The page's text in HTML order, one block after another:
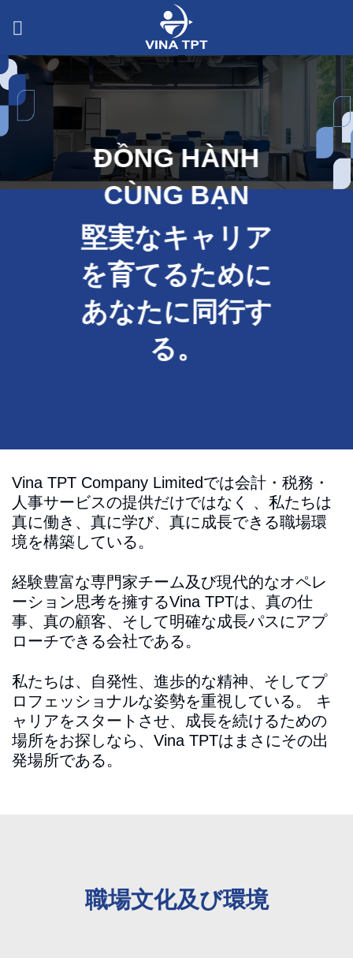
ĐỒNG HÀNH
CÙNG BẠN
堅実なキャリア
を育てるために
あなたに同行す
る。
Vina TPT Company Limitedでは会計・税務・
人事サービスの提供だけではなく
、私たちは
真に働き、真に学び、真に成長できる職場環
境を構築している。
経験豊富な専門家チーム及び現代的なオペレ
ーション思考を擁するVina TPTは、真の仕
事、真の顧客、そして明確な成長パスにアプ
ローチできる会社である。
私たちは、自発性、進歩的な精神、そしてプ
ロフェッショナルな姿勢を重視している。
キ
ャリアをスタートさせ、成長を続けるための
場所をお探しなら、Vina TPTはまさにその出
発場所である。
職場文化及び環境